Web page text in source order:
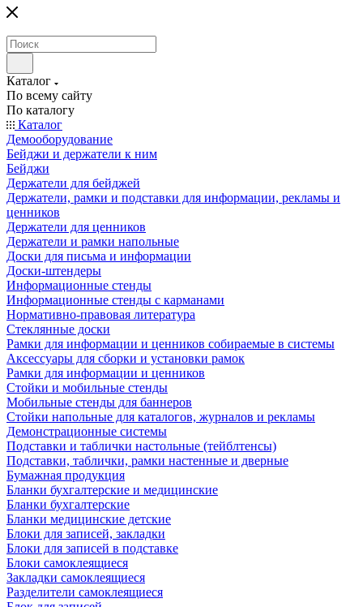
Каталог
По всему сайту
По каталогу
Каталог
Демооборудование
Бейджи и держатели к ним
Бейджи
Держатели для бейджей
Держатели, рамки и подставки для информации, рекламы и
ценников
Держатели для ценников
Держатели и рамки напольные
Доски для письма и информации
Доски-штендеры
Информационные стенды
Информационные стенды с карманами
Нормативно-правовая литература
Стеклянные доски
Рамки для информации и ценников собираемые в системы
Аксессуары для сборки и установки рамок
Рамки для информации и ценников
Стойки и мобильные стенды
Мобильные стенды для баннеров
Стойки напольные для каталогов, журналов и рекламы
Демонстрационные системы
Подставки и таблички настольные (тейблтенсы)
Подставки, таблички, рамки настенные и дверные
Бумажная продукция
Бланки бухгалтерские и медицинские
Бланки бухгалтерские
Бланки медицинские детские
Блоки для записей, закладки
Блоки для записей в подставке
Блоки самоклеящиеся
Закладки самоклеящиеся
Разделители самоклеящиеся